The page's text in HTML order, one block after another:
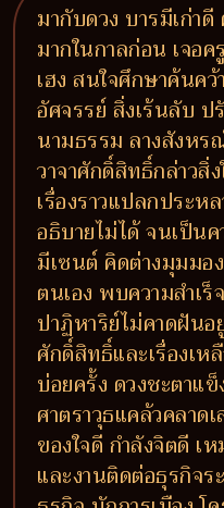
มากับดวง บารมีเก่า
มากในกาลก่อน เจอ
เฮง สนใจศึกษาค้นคว้
อัศจรรย์ สิ่งเร้นลับ
นามธรรม ลางสังหร
วาจาศักดิ์สิทธิ์กล่าวสิ่
เรื่องราวแปลกประห
อธิบายไม่ได้ จนเป็น
มีเซนต์ คิดต่างมุมมอ
ตนเอง พบความสำเ
ปาฏิหาริย์ไม่คาดฝัน
ศักดิ์สิทธิ์และเรื่องเห
บ่อยครั้ง ดวงชะตาแ
ศาตราวุธแคล้วคลาด
ของใจดี กำลังจิตดี เ
และงานติดต่อธุรกิจร